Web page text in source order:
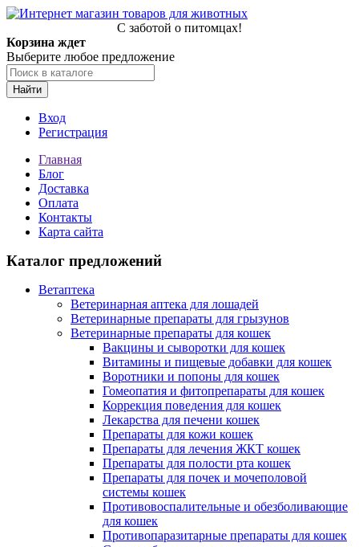
С заботой о питомцах!
Корзина ждет
Выберите любое предложение
Найти
Вход
Регистрация
Главная
Блог
Доставка
Оплата
Контакты
Карта сайта
Каталог предложений
Ветаптека
Ветеринарная аптека для лошадей
Ветеринарные препараты для грызунов
Ветеринарные препараты для кошек
Вакцины и сыворотки для кошек
Витамины и пищевые добавки для кошек
Воротники и попоны для кошек
Гомеопатия и фитопрепараты для кошек
Коррекция поведения для кошек
Лекарства для печени кошек
Препараты для кожи кошек
Препараты для лечения ЖКТ кошек
Препараты для полости рта кошек
Препараты для почек и мочеполовой
системы кошек
Противовоспалительные и обезболивающие
для кошек
Противопаразитарные препараты для кошек